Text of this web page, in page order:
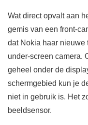
Wat direct opvalt aan
gemis van een front-
dat Nokia haar nieuwe
under-screen camera.
geheel onder de
schermgebied kun je
niet in gebruik is. Het
beeldsensor.